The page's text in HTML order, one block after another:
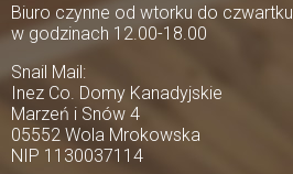
Biuro czynne od wtorku do czwartku
w godzinach 12.00-18.00
Snail Mail:
Inez Co. Domy Kanadyjskie
Marzeń i Snów 4
05552 Wola Mrokowska
NIP 1130037114